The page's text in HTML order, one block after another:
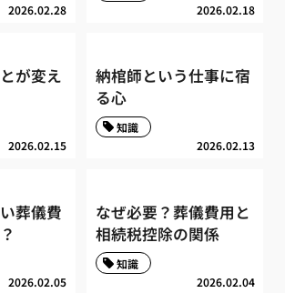
2026.02.28 2026.02.18
が変え
2026.02.15
納棺師という仕事に宿
る心
2026.02.13
知識
葬儀費
2026.02.05
なぜ必要？葬儀費用と
相続税控除の関係
2026.02.04
知識